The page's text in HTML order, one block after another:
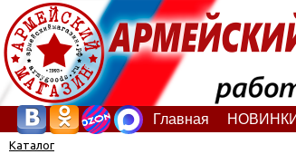
Главная НОВИНКИ
Каталог